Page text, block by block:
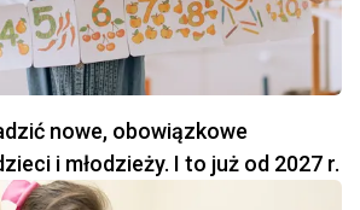
nowe, obowiązkowe
i młodzieży. I to już od 2027 r.